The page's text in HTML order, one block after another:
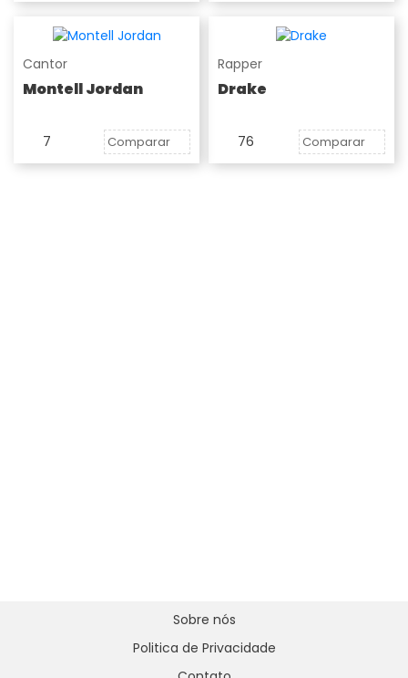
Cantor
Montell Jordan
7 Comparar
Rapper
Drake
76 Comparar
Sobre nós
Politica de Privacidade